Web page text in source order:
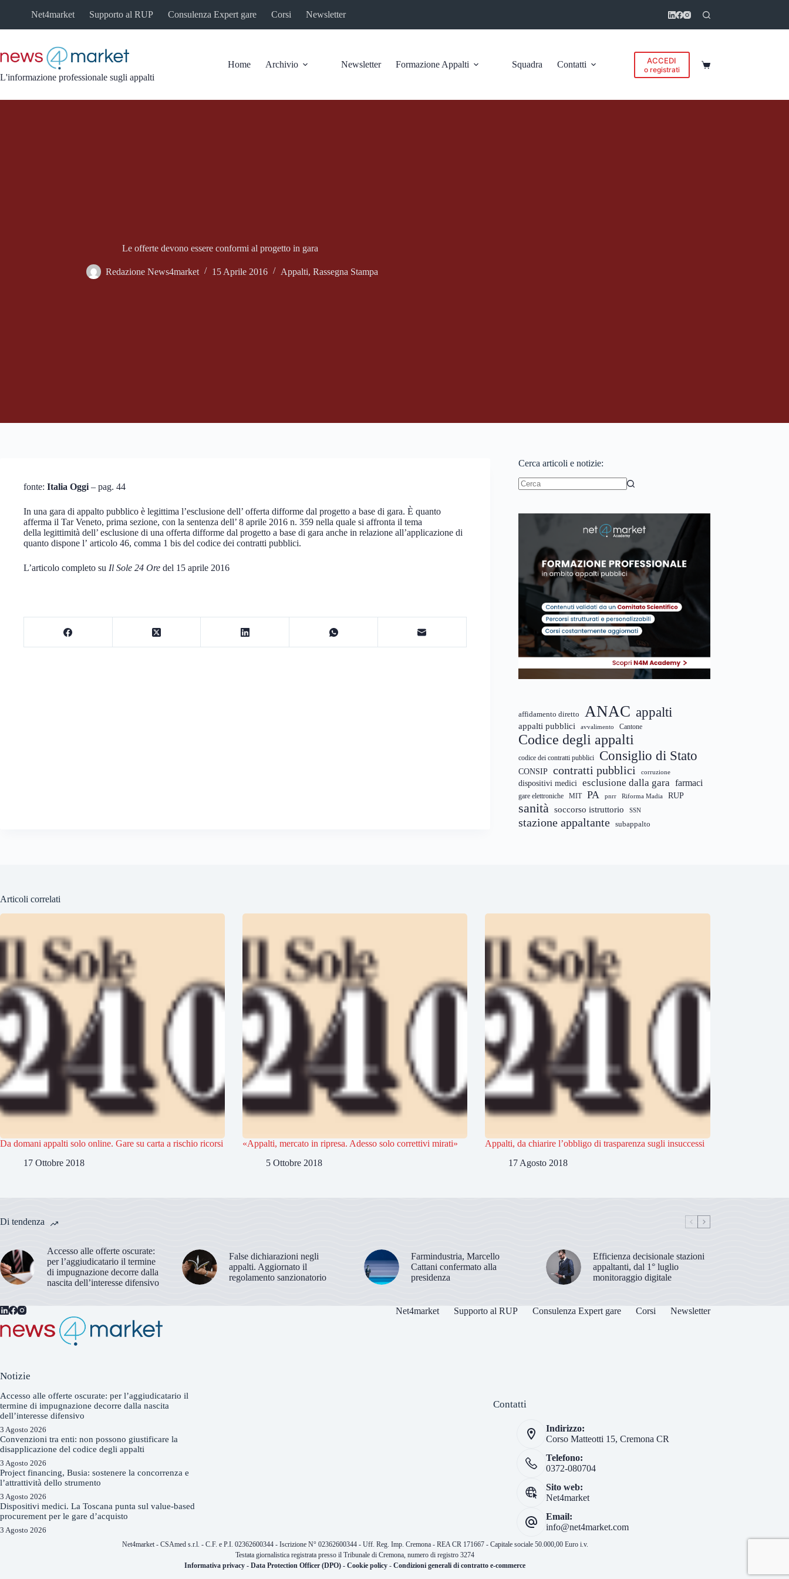
Net4market Supporto al RUP Consulenza Expert gare Corsi Newsletter
L'informazione professionale sugli appalti
Home Archivio Newsletter Formazione Appalti Squadra Contatti ACCEDI
o registrati Carrello
Le offerte devono essere conformi al progetto in gara
Redazione News4market 15 Aprile 2016 Appalti, Rassegna Stampa
fonte: Italia Oggi – pag. 44
In una gara di appalto pubblico è legittima l’esclusione dell’ offerta difforme dal progetto a base di gara. È quanto
afferma il Tar Veneto, prima sezione, con la sentenza dell’ 8 aprile 2016 n. 359 nella quale si affronta il tema
della legittimità dell’ esclusione di una offerta difforme dal progetto a base di gara anche in relazione all’applicazione di
quanto dispone l’ articolo 46, comma 1 bis del codice dei contratti pubblici.
L’articolo completo su Il Sole 24 Ore del 15 aprile 2016
Cerca articoli e notizie:
affidamento diretto ANAC appalti
appalti pubblici avvalimento Cantone
Codice degli appalti
codice dei contratti pubblici Consiglio di Stato
CONSIP contratti pubblici corruzione
dispositivi medici esclusione dalla gara farmaci
gare elettroniche MIT PA pnrr Riforma Madia RUP
sanità soccorso istruttorio SSN
stazione appaltante subappalto
Articoli correlati
Da domani appalti solo online. Gare su carta a rischio ricorsi
17 Ottobre 2018
«Appalti, mercato in ripresa. Adesso solo correttivi mirati»
5 Ottobre 2018
Appalti, da chiarire l’obbligo di trasparenza sugli insuccessi
17 Agosto 2018
Di tendenza
Accesso alle offerte oscurate:
per l’aggiudicatario il termine
di impugnazione decorre dalla
nascita dell’interesse difensivo
False dichiarazioni negli
appalti. Aggiornato il
regolamento sanzionatorio
Farmindustria, Marcello
Cattani confermato alla
presidenza
Efficienza decisionale stazioni
appaltanti, dal 1° luglio
monitoraggio digitale
Net4market Supporto al RUP Consulenza Expert gare Corsi Newsletter
Notizie
Accesso alle offerte oscurate: per l’aggiudicatario il
termine di impugnazione decorre dalla nascita
dell’interesse difensivo
3 Agosto 2026
Convenzioni tra enti: non possono giustificare la
disapplicazione del codice degli appalti
3 Agosto 2026
Project financing, Busia: sostenere la concorrenza e
l’attrattività dello strumento
3 Agosto 2026
Dispositivi medici. La Toscana punta sul value-based
procurement per le gare d’acquisto
3 Agosto 2026
Contatti
Indirizzo:
Corso Matteotti 15, Cremona CR
Telefono:
0372-080704
Sito web:
Net4market
Email:
info@net4market.com
Net4market - CSAmed s.r.l. - C.F. e P.I. 02362600344 - Iscrizione N° 02362600344 - Uff. Reg. Imp. Cremona - REA CR 171667 - Capitale sociale 50.000,00 Euro i.v.
Testata giornalistica registrata presso il Tribunale di Cremona, numero di registro 3274
Informativa privacy -Data Protection Officer (DPO) -Cookie policy -Condizioni generali di contratto e-commerce